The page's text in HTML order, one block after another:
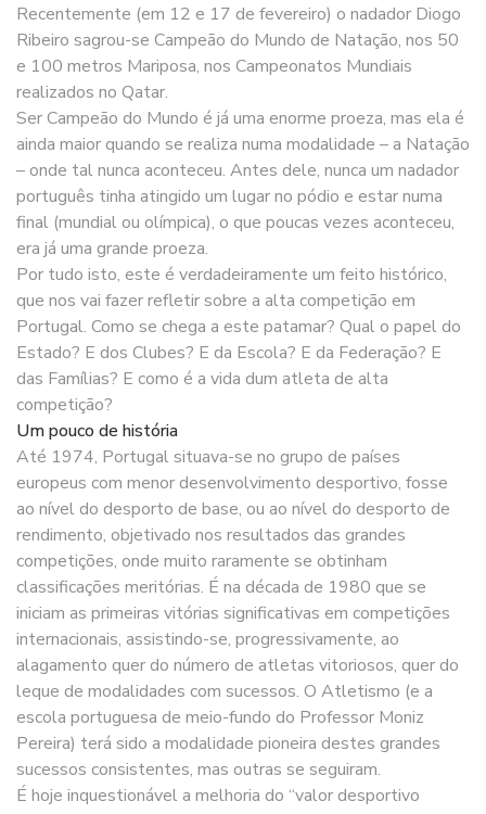
Recentemente (em 12 e 17 de fevereiro) o nadador Diogo
Ribeiro sagrou-se Campeão do Mundo de Natação, nos 50
e 100 metros Mariposa, nos Campeonatos Mundiais
realizados no Qatar.
Ser Campeão do Mundo é já uma enorme proeza, mas ela é
ainda maior quando se realiza numa modalidade – a Natação
– onde tal nunca aconteceu. Antes dele, nunca um nadador
português tinha atingido um lugar no pódio e estar numa
final (mundial ou olímpica), o que poucas vezes aconteceu,
era já uma grande proeza.
Por tudo isto, este é verdadeiramente um feito histórico,
que nos vai fazer refletir sobre a alta competição em
Portugal. Como se chega a este patamar? Qual o papel do
Estado? E dos Clubes? E da Escola? E da Federação? E
das Famílias? E como é a vida dum atleta de alta
competição?
Um pouco de história
Até 1974, Portugal situava-se no grupo de países
europeus com menor desenvolvimento desportivo, fosse
ao nível do desporto de base, ou ao nível do desporto de
rendimento, objetivado nos resultados das grandes
competições, onde muito raramente se obtinham
classificações meritórias. É na década de 1980 que se
iniciam as primeiras vitórias significativas em competições
internacionais, assistindo-se, progressivamente, ao
alagamento quer do número de atletas vitoriosos, quer do
leque de modalidades com sucessos. O Atletismo (e a
escola portuguesa de meio-fundo do Professor Moniz
Pereira) terá sido a modalidade pioneira destes grandes
sucessos consistentes, mas outras se seguiram.
É hoje inquestionável a melhoria do “valor desportivo